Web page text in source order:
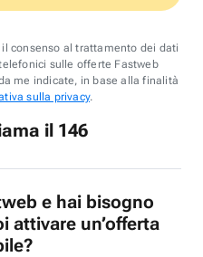
consenso al trattamento dei dati
sulle offerte Fastweb
me indicate, in base alla finalità
sulla privacy.
il 146
e hai bisogno
attivare un’offerta